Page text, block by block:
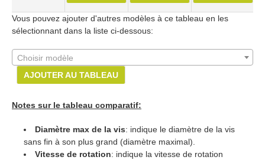
Vous pouvez ajouter d'autres modèles à ce tableau en les
sélectionnant dans la liste ci-dessous:
Choisir modèle
AJOUTER AU TABLEAU
Notes sur le tableau comparatif:
Diamètre max de la vis: indique le diamètre de la vis
sans fin à son plus grand (diamètre maximal).
Vitesse de rotation: indique la vitesse de rotation